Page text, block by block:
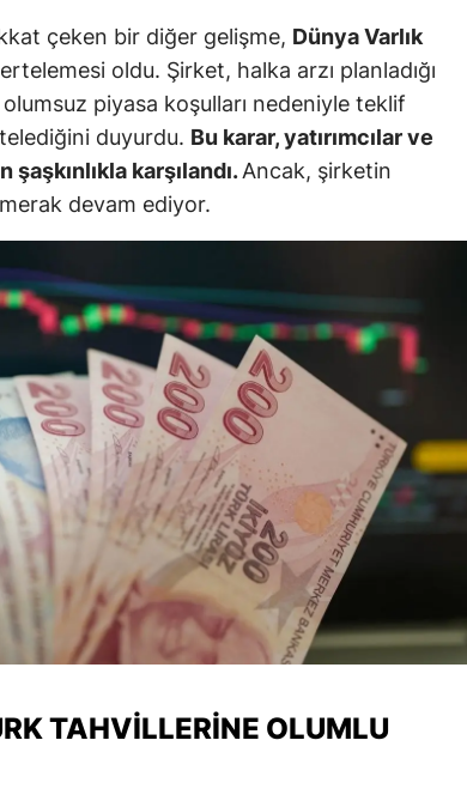
Mersin
İstanbul
İzmir
Kars
Kayseri
Kırklareli
Kırşehir
Kocaeli
Konya
Kütahya
Malatya
Kahramanmaraş
Mardin
çeken bir diğer gelişme, Dünya Varlık
ertelemesi oldu. Şirket, halka arzı planladığı
piyasa koşulları nedeniyle teklif
duyurdu. Bu karar, yatırımcılar ve
karşılandı.Ancak, şirketin
devam ediyor.
TAHVILLERINE OLUMLU